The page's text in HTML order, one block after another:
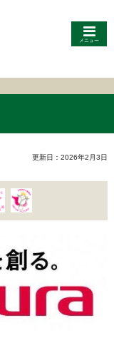
メニュー
更新日：2026年2月3日